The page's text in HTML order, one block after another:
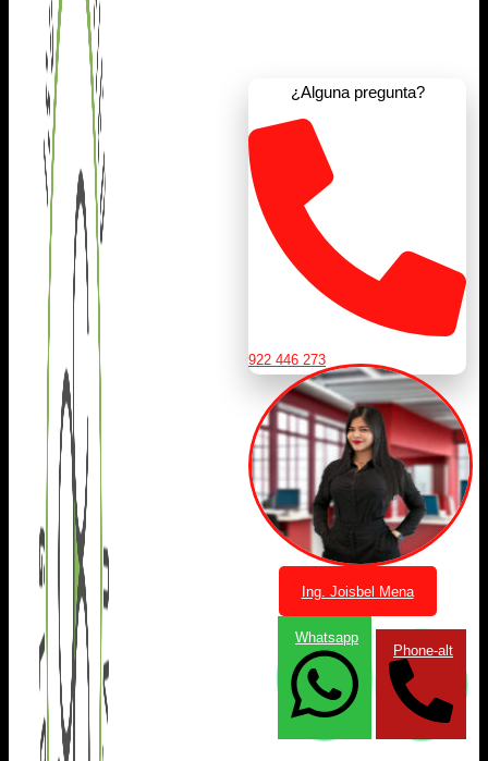
¿Alguna pregunta?
922 446 273
Ing. Joisbel Mena
Whatsapp
Phone-alt